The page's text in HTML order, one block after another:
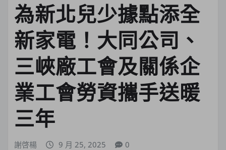
為新北兒少據點添全
新家電！大同公司、
三峽廠工會及關係企
業工會勞資攜手送暖
三年
謝啓楊 9 月 25, 2025 0